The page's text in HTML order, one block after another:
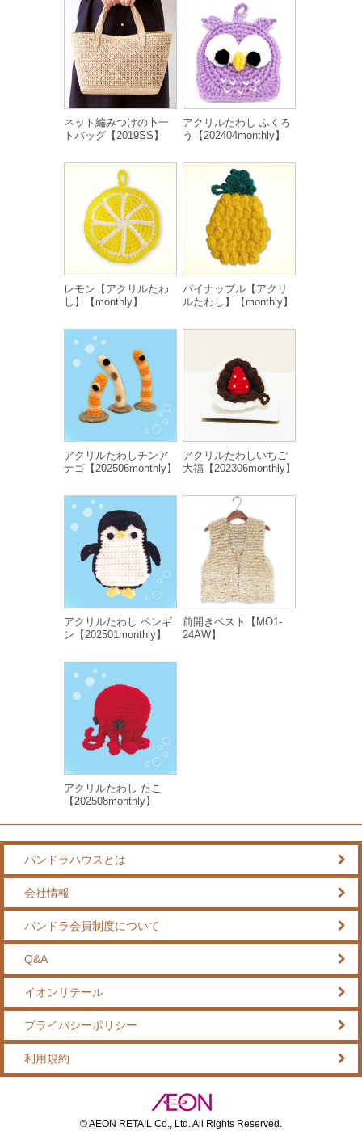
ネット編みつけの卜一
トバッグ【2019SS】
アクリルたわし ふくろ
う【202404monthly】
レモン【アクリルたわ
し】【monthly】
パイナップル【アクリ
ルたわし】【monthly】
アクリルたわしチンア
ナゴ【202506monthly】
アクリルたわしいちご
大福【202306monthly】
アクリルたわし ペンギ
ン【202501monthly】
前開きベスト【MO1-
24AW】
アクリルたわし たこ
【202508monthly】
パンドラハウスとは
会社情報
パンドラ会員制度について
Q&A
イオンリテール
プライバシーポリシー
利用規約
© AEON RETAIL Co., Ltd. All Rights Reserved.